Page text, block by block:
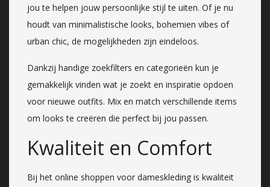
jou te helpen jouw persoonlijke stijl te uiten. Of je nu
houdt van minimalistische looks, bohemien vibes of
urban chic, de mogelijkheden zijn eindeloos.
Dankzij handige zoekfilters en categorieën kun je
gemakkelijk vinden wat je zoekt en inspiratie opdoen
voor nieuwe outfits. Mix en match verschillende items
om looks te creëren die perfect bij jou passen.
Kwaliteit en Comfort
Bij het online shoppen voor dameskleding is kwaliteit